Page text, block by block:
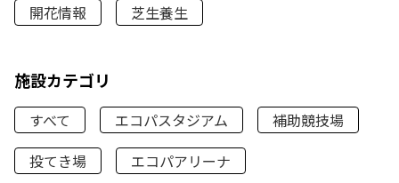
開花情報
芝生養生
施設カテゴリ
すべて エコパスタジアム
補助競技場
投てき場
エコパアリーナ